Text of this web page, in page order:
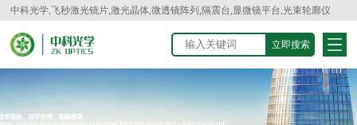
中科光学,飞秒激光镜片,激光晶体,微透镜阵列,隔震台,显微镜平台,光束轮廓仪